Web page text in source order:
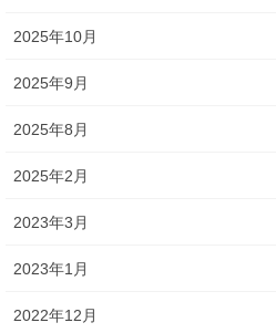
2025年10月
2025年9月
2025年8月
2025年2月
2023年3月
2023年1月
2022年12月